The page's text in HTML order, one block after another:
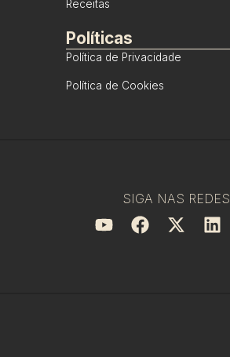
Receitas
Políticas
Política de Privacidade
Política de Cookies
SIGA NAS REDES